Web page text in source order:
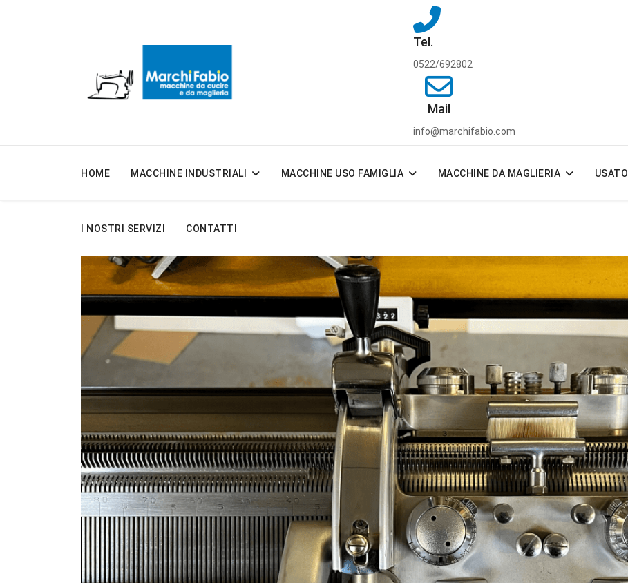
Tel.
0522/692802
Mail
info@marchifabio.com
HOME MACCHINE INDUSTRIALI MACCHINE USO FAMIGLIA MACCHINE DA MAGLIERIA USATO
I NOSTRI SERVIZI CONTATTI